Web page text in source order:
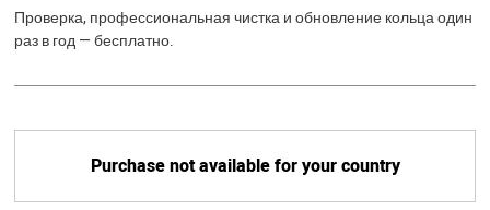
Проверка, профессиональная чистка и обновление кольца один
раз в год — бесплатно.
Purchase not available for your country